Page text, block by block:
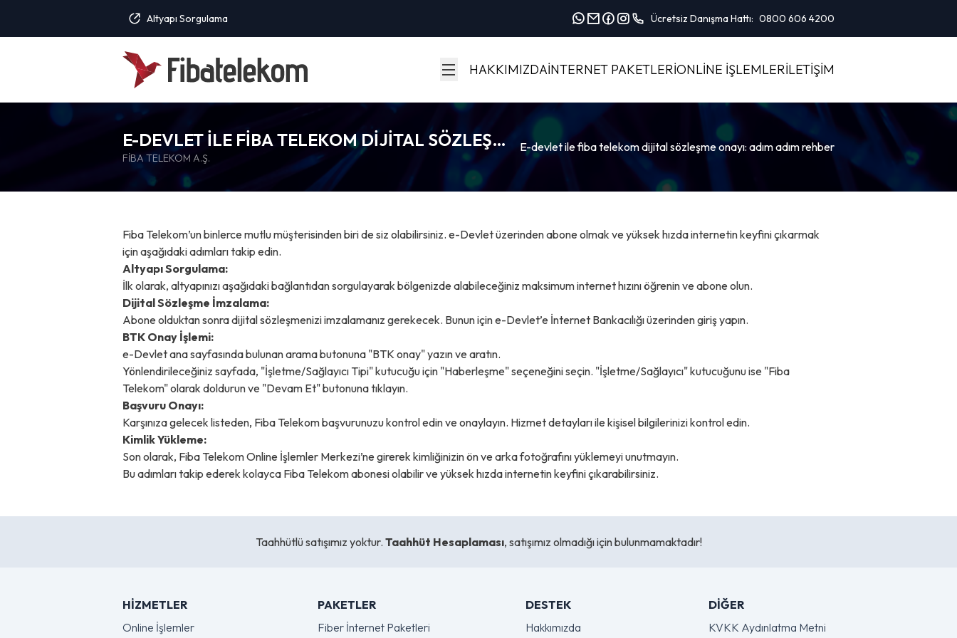
Altyapı Sorgulama Ücretsiz Danışma Hattı: 0800 606 4200
HAKKIMIZDAİNTERNET PAKETLERIONLINE İŞLEMLERİLETIŞIM
E-DEVLET ILE FIBA TELEKOM DIJITAL SÖZLEŞME
ONAYI: ADIM ADIM REHBER
FIBA TELEKOM A.Ş.
e-devlet ile fiba telekom dijital sözleşme onayı: adım adım rehber
Fiba Telekom’un binlerce mutlu müşterisinden biri de siz olabilirsiniz. e-Devlet üzerinden abone olmak ve yüksek hızda internetin keyfini çıkarmak
için aşağıdaki adımları takip edin.
Altyapı Sorgulama:
İlk olarak, altyapınızı aşağıdaki bağlantıdan sorgulayarak bölgenizde alabileceğiniz maksimum internet hızını öğrenin ve abone olun.
Dijital Sözleşme İmzalama:
Abone olduktan sonra dijital sözleşmenizi imzalamanız gerekecek. Bunun için e-Devlet’e İnternet Bankacılığı üzerinden giriş yapın.
BTK Onay İşlemi:
e-Devlet ana sayfasında bulunan arama butonuna "BTK onay" yazın ve aratın.
Yönlendirileceğiniz sayfada, "İşletme/Sağlayıcı Tipi" kutucuğu için "Haberleşme" seçeneğini seçin. "İşletme/Sağlayıcı" kutucuğunu ise "Fiba
Telekom" olarak doldurun ve "Devam Et" butonuna tıklayın.
Başvuru Onayı:
Karşınıza gelecek listeden, Fiba Telekom başvurunuzu kontrol edin ve onaylayın. Hizmet detayları ile kişisel bilgilerinizi kontrol edin.
Kimlik Yükleme:
Son olarak, Fiba Telekom Online İşlemler Merkezi’ne girerek kimliğinizin ön ve arka fotoğrafını yüklemeyi unutmayın.
Bu adımları takip ederek kolayca Fiba Telekom abonesi olabilir ve yüksek hızda internetin keyfini çıkarabilirsiniz.
Taahhütlü satışımız yoktur. Taahhüt Hesaplaması, satışımız olmadığı için bulunmamaktadır!
HIZMETLER
Online İşlemler
PAKETLER
Fiber İnternet Paketleri
DESTEK
Hakkımızda
DIĞER
KVKK Aydınlatma Metni